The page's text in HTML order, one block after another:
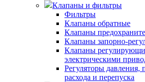
Клапаны и фильтры
Фильтры
Клапаны обратные
Клапаны
Клапаны запорно-
Клапаны
электрическими
Регуляторы давления,
расхода и перепуска